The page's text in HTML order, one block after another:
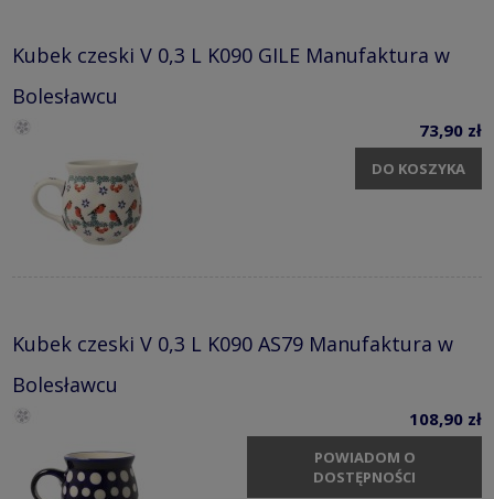
Kubek czeski V 0,3 L K090 GILE Manufaktura w
Bolesławcu
73,90 zł
DO KOSZYKA
Kubek czeski V 0,3 L K090 AS79 Manufaktura w
Bolesławcu
108,90 zł
POWIADOM O
DOSTĘPNOŚCI